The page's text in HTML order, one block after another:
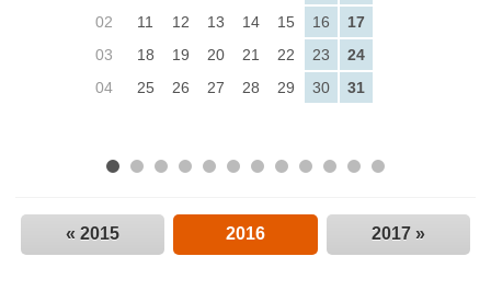
02
11 12 13 14 15 16
17
03
18 19 20 21 22 23
24
04
25 26 27 28 29 30 31
« 2015 2016 2017 »